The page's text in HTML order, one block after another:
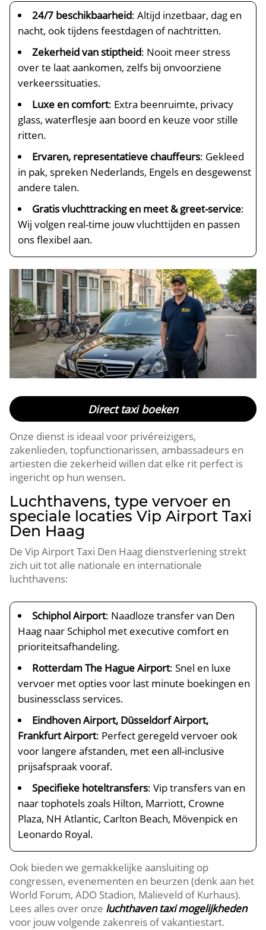
24/7 beschikbaarheid: Altijd inzetbaar, dag en
nacht, ook tijdens feestdagen of nachtritten.
Zekerheid van stiptheid: Nooit meer stress
over te laat aankomen, zelfs bij onvoorziene
verkeerssituaties.
Luxe en comfort: Extra beenruimte, privacy
glass, waterflesje aan boord en keuze voor stille
ritten.
Ervaren, representatieve chauffeurs: Gekleed
in pak, spreken Nederlands, Engels en desgewenst
andere talen.
Gratis vluchttracking en meet & greet-service:
Wij volgen real-time jouw vluchttijden en passen
ons flexibel aan.
Direct taxi boeken
Onze dienst is ideaal voor privéreizigers,
zakenlieden, topfunctionarissen, ambassadeurs en
artiesten die zekerheid willen dat elke rit perfect is
ingericht op hun wensen.
Luchthavens, type vervoer en
speciale locaties Vip Airport Taxi
Den Haag
De Vip Airport Taxi Den Haag dienstverlening strekt
zich uit tot alle nationale en internationale
luchthavens:
Schiphol Airport: Naadloze transfer van Den
Haag naar Schiphol met executive comfort en
prioriteitsafhandeling.
Rotterdam The Hague Airport: Snel en luxe
vervoer met opties voor last minute boekingen en
businessclass services.
Eindhoven Airport, Düsseldorf Airport,
Frankfurt Airport: Perfect geregeld vervoer ook
voor langere afstanden, met een all-inclusive
prijsafspraak vooraf.
Specifieke hoteltransfers: Vip transfers van en
naar tophotels zoals Hilton, Marriott, Crowne
Plaza, NH Atlantic, Carlton Beach, Mövenpick en
Leonardo Royal.
Ook bieden we gemakkelijke aansluiting op
congressen, evenementen en beurzen (denk aan het
World Forum, ADO Stadion, Malieveld of Kurhaus).
Lees alles over onze luchthaven taxi mogelijkheden
voor jouw volgende zakenreis of vakantiestart.